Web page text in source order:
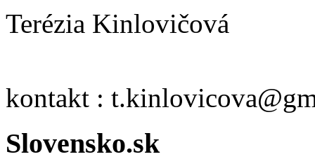
Terézia Kinlovičová
kontakt :
Slovensko.sk